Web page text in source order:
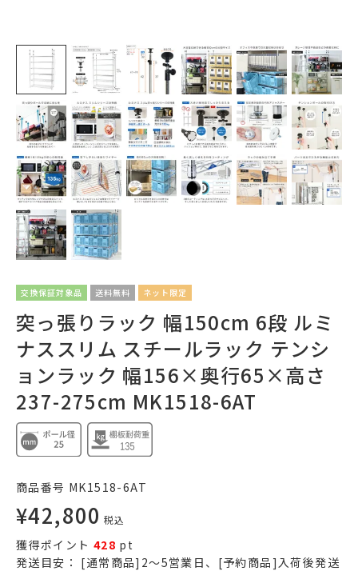
交換保証対象品 送料無料 ネット限定
突っ張りラック 幅150cm 6段 ルミ
ナススリム スチールラック テンシ
ョンラック 幅156×奥行65×高さ
237-275cm MK1518-6AT
商品番号 MK1518-6AT
¥42,800 税込
獲得ポイント 428 pt
発送目安： [通常商品]2～5営業日、[予約商品]入荷後発送